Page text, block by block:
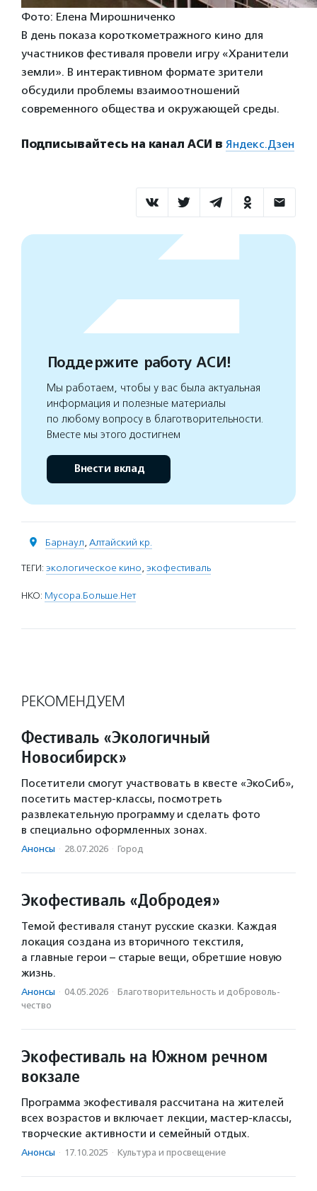
Фото: Елена Мирошниченко
В день показа короткометражного кино для
участников фестиваля провели игру «Хранители
земли». В интерактивном формате зрители
обсудили проблемы взаимоотношений
современного общества и окружающей среды.
Подписывайтесь на канал АСИ в Яндекс.Дзен
Поддержите работу АСИ!
Мы работаем, чтобы у вас была актуальная
информация и полезные материалы
по любому вопросу в благотворительности.
Вместе мы этого достигнем
Внести вклад
Барнаул, Алтайский кр.
ТЕГИ: экологическое кино, экофестиваль
НКО: Мусора.Больше.Нет
РЕКОМЕНДУЕМ
Фестиваль «Экологичный
Новосибирск»
Посетители смогут участвовать в квесте «ЭкоСиб»,
посетить мастер-классы, посмотреть
развлекательную программу и сделать фото
в специально оформленных зонах.
Анонсы · 28.07.2026 · Город
Экофестиваль «Добродея»
Темой фестиваля станут русские сказки. Каждая
локация создана из вторичного текстиля,
а главные герои – старые вещи, обретшие новую
жизнь.
Анонсы · 04.05.2026 · Благотвори­тель­ность и доброволь­
чест­во
Экофестиваль на Южном речном
вокзале
Программа экофестиваля рассчитана на жителей
всех возрастов и включает лекции, мастер-классы,
творческие активности и семейный отдых.
Анонсы · 17.10.2025 · Культура и просвещение